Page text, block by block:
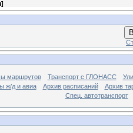
]
маршрутов Транспорт с ГЛОНАСС
ж/д и авиа Архив расписаний
Архив
Спец. автотранспорт